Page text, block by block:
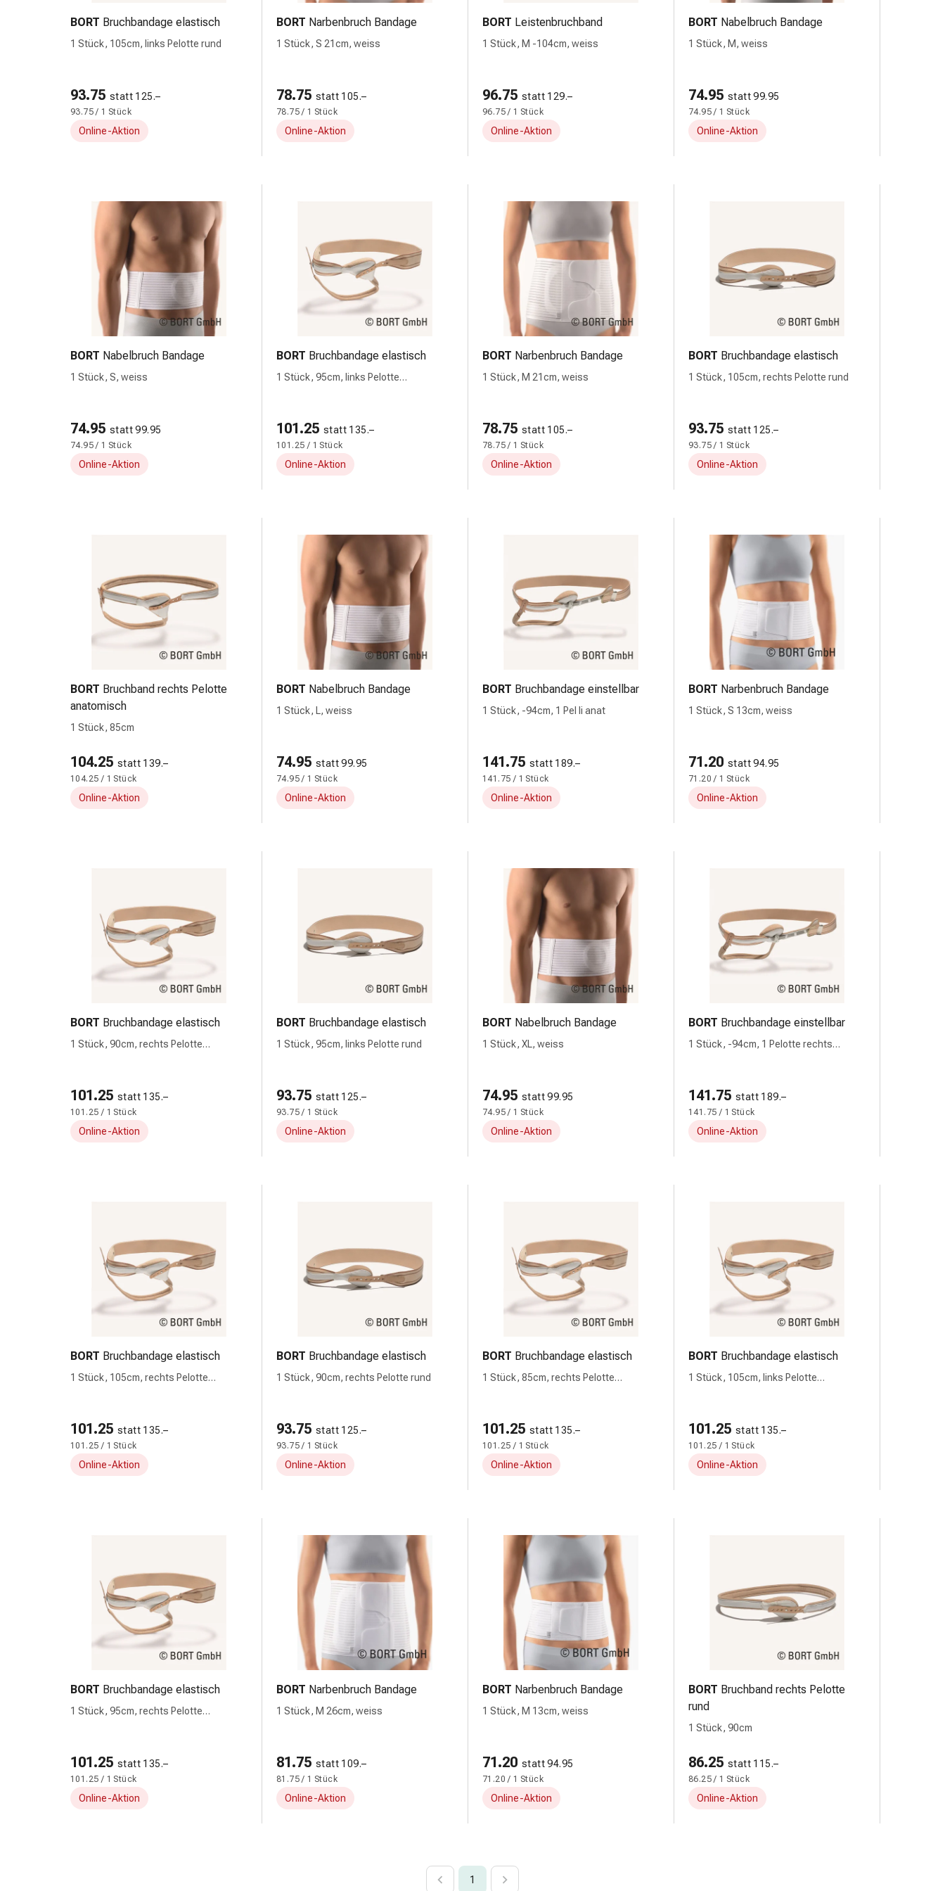
Schlauchverbände
Verbandsmaterialien
Verbrennungen
Verbands-
Sets
desinfektion
Sprühpflaster
Wundverschlussstreifen
Zugsalbe
Tupfer
Sehen
Hören
Zubehör
Ohrenschmerzen
Augentropfen
Blutgefässe
Herztherapie
Kompressionsstrümpfe
Kreislauf
Raucherentwöhnung
Herznerven-
Störung
Gedächtnis-
Konzentrationsstörung
Allergie
Durchfall
Hämorrhoiden
&
Übelkeit
&
Verdauung
Verstopfung
Hühneraugen
Nagel
Fusspilz
Narben,Tinkturen
Gels
Trockene
Haut
Schwitzen
&
Hautausschlag
Akne
Naturmittel
Bachblütentherapie
Gemmotherapie
Pflanzenheilkunde
Kräutermedizin
Spagyrik
Anthroposophika
Blase,
BORT Bruchbandage elastisch
1 Stück, 105cm, links Pelotte rund
93.75 statt 125.–
93.75 / 1 Stück
Online-Aktion
BORT Narbenbruch Bandage
1 Stück, S 21cm, weiss
78.75 statt 105.–
78.75 / 1 Stück
Online-Aktion
BORT Leistenbruchband
1 Stück, M -104cm, weiss
96.75 statt 129.–
96.75 / 1 Stück
Online-Aktion
BORT Nabelbruch Bandage
1 Stück, M, weiss
74.95 statt 99.95
74.95 / 1 Stück
Online-Aktion
BORT Nabelbruch Bandage
1 Stück, S, weiss
74.95 statt 99.95
74.95 / 1 Stück
Online-Aktion
BORT Bruchbandage elastisch
1 Stück, 95cm, links Pelotte
101.25 statt 135.–
101.25 / 1 Stück
Online-Aktion
BORT Narbenbruch Bandage
1 Stück, M 21cm, weiss
78.75 statt 105.–
78.75 / 1 Stück
Online-Aktion
BORT Bruchbandage elastisch
1 Stück, 105cm, rechts Pelotte rund
93.75 statt 125.–
93.75 / 1 Stück
Online-Aktion
BORT Bruchband rechts Pelotte
anatomisch
1 Stück, 85cm
104.25 statt 139.–
104.25 / 1 Stück
Online-Aktion
BORT Nabelbruch Bandage
1 Stück, L, weiss
74.95 statt 99.95
74.95 / 1 Stück
Online-Aktion
BORT Bruchbandage einstellbar
1 Stück, -94cm, 1 Pel li anat
141.75 statt 189.–
141.75 / 1 Stück
Online-Aktion
BORT Narbenbruch Bandage
1 Stück, S 13cm, weiss
71.20 statt 94.95
71.20 / 1 Stück
Online-Aktion
BORT Bruchbandage elastisch
1 Stück, 90cm, rechts Pelotte
101.25 statt 135.–
101.25 / 1 Stück
Online-Aktion
BORT Bruchbandage elastisch
1 Stück, 95cm, links Pelotte rund
93.75 statt 125.–
93.75 / 1 Stück
Online-Aktion
BORT Nabelbruch Bandage
1 Stück, XL, weiss
74.95 statt 99.95
74.95 / 1 Stück
Online-Aktion
BORT Bruchbandage einstellbar
1 Stück, -94cm, 1 Pelotte rechts
141.75 statt 189.–
141.75 / 1 Stück
Online-Aktion
BORT Bruchbandage elastisch
1 Stück, 105cm, rechts Pelotte
101.25 statt 135.–
101.25 / 1 Stück
Online-Aktion
BORT Bruchbandage elastisch
1 Stück, 90cm, rechts Pelotte rund
93.75 statt 125.–
93.75 / 1 Stück
Online-Aktion
BORT Bruchbandage elastisch
1 Stück, 85cm, rechts Pelotte
101.25 statt 135.–
101.25 / 1 Stück
Online-Aktion
BORT Bruchbandage elastisch
1 Stück, 105cm, links Pelotte
101.25 statt 135.–
101.25 / 1 Stück
Online-Aktion
BORT Bruchbandage elastisch
1 Stück, 95cm, rechts Pelotte
101.25 statt 135.–
101.25 / 1 Stück
Online-Aktion
BORT Narbenbruch Bandage
1 Stück, M 26cm, weiss
81.75 statt 109.–
81.75 / 1 Stück
Online-Aktion
BORT Narbenbruch Bandage
1 Stück, M 13cm, weiss
71.20 statt 94.95
71.20 / 1 Stück
Online-Aktion
BORT Bruchband rechts Pelotte
rund
1 Stück, 90cm
86.25 statt 115.–
86.25 / 1 Stück
Online-Aktion
1